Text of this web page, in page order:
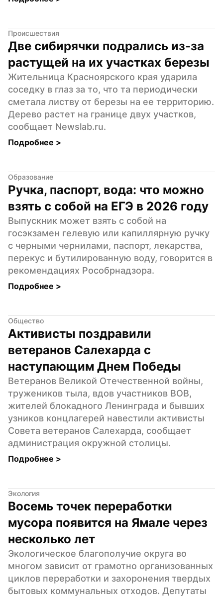
Происшествия
Две сибирячки подрались из-за
растущей на их участках березы
Жительница Красноярского края ударила
соседку в глаз за то, что та периодически
сметала листву от березы на ее территорию.
Дерево растет на границе двух участков,
сообщает Newslab.ru.
Подробнее >
Образование
Ручка, паспорт, вода: что можно
взять с собой на ЕГЭ в 2026 году
Выпускник может взять с собой на
госэкзамен гелевую или капиллярную ручку
с черными чернилами, паспорт, лекарства,
перекус и бутилированную воду, говорится в
рекомендациях Рособрнадзора.
Подробнее >
Общество
Активисты поздравили
ветеранов Салехарда с
наступающим Днем Победы
Ветеранов Великой Отечественной войны,
тружеников тыла, вдов участников ВОВ,
жителей блокадного Ленинграда и бывших
узников концлагерей навестили активисты
Совета ветеранов Салехарда, сообщает
администрация окружной столицы.
Подробнее >
Экология
Восемь точек переработки
мусора появится на Ямале через
несколько лет
Экологическое благополучие округа во
многом зависит от грамотно организованных
циклов переработки и захоронения твердых
бытовых коммунальных отходов. Депутаты